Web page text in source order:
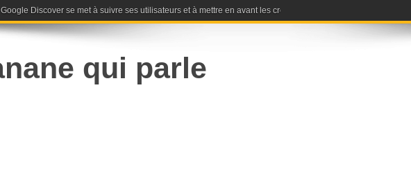
Google Discover se met à suivre ses utilisateurs et à mettre en avant les créateurs de contenus sociaux : la